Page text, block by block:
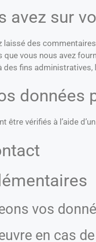
avez sur
laissé des
vous nous avez
fins
données
être vérifiés à l’aide
vos
en cas